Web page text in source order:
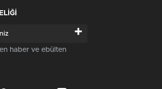
+
haber ve ebülten